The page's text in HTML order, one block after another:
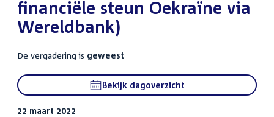
financiële steun Oekraïne via
Wereldbank)
De vergadering is geweest
Bekijk dagoverzicht
22 maart 2022